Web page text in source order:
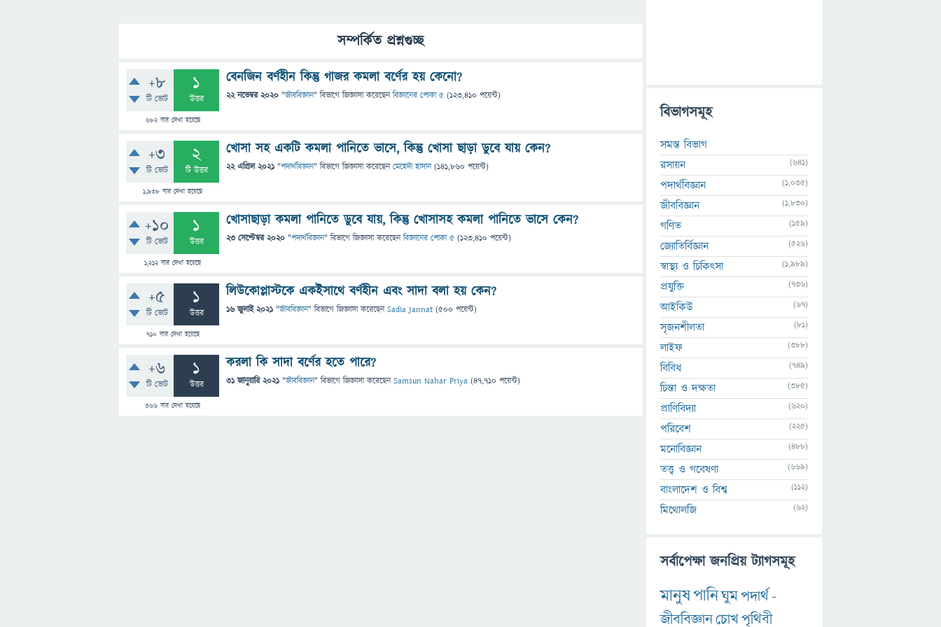
সম্পর্কিত প্রশ্নগুচ্ছ
+8
টি ভোট
1
উত্তর
682বার দেখা হয়েছে
বেনজিন বর্ণহীন কিন্তু গাজর কমলা বর্ণের হয় কেনো?
22 নভেম্বর 2020 "জীববিজ্ঞান" বিভাগে জিজ্ঞাসাকরেছেনবিজ্ঞানের পোকা ৫ (123,410 পয়েন্ট)
+3
টি ভোট
2
টি উত্তর
1,938 বার দেখা হয়েছে
খোসা সহ একটি কমলা পানিতে ভাসে, কিন্তু খোসা ছাড়া ডুবে যায় কেন?
22 এপ্রিল 2021 "পদার্থবিজ্ঞান" বিভাগে জিজ্ঞাসাকরেছেনমেহেদী হাসান (141,860 পয়েন্ট)
+10
টি ভোট
1
উত্তর
1,212বার দেখা হয়েছে
খোসাছাড়া কমলা পানিতে ডুবে যায়, কিন্তু খোসাসহ কমলা পানিতে ভাসে কেন?
23 সেপ্টেম্বর 2020 "পদার্থবিজ্ঞান" বিভাগে জিজ্ঞাসাকরেছেনবিজ্ঞানের পোকা ৫ (123,410 পয়েন্ট)
+5
টি ভোট
1
উত্তর
710 বার দেখা হয়েছে
লিউকোপ্লাস্টকে একইসাথে বর্ণহীন এবং সাদা বলা হয় কেন?
16 জুলাই 2021 "জীববিজ্ঞান" বিভাগে জিজ্ঞাসাকরেছেনSadia Jannat (500 পয়েন্ট)
+6
টি ভোট
1
উত্তর
366 বার দেখা হয়েছে
করলা কি সাদা বর্ণের হতে পারে?
31 জানুয়ারি 2021 "জীববিজ্ঞান" বিভাগে জিজ্ঞাসাকরেছেনSamsun Nahar Priya (47,710 পয়েন্ট)
বিভাগসমূহ
সমস্ত বিভাগ
রসায়ন
(641)
পদার্থবিজ্ঞান (1,035)
জীববিজ্ঞান (1,830)
গণিত (159)
জ্যোতির্বিজ্ঞান (526)
স্বাস্থ্য ও চিকিৎসা (1,989)
প্রযুক্তি (736)
আইকিউ (67)
সৃজনশীলতা (81)
লাইফ (388)
বিবিধ (749)
চিন্তা ও দক্ষতা (385)
প্রাণিবিদ্যা (620)
পরিবেশ (225)
মনোবিজ্ঞান (488)
তত্ত্ব ও গবেষণা (669)
বাংলাদেশ ও বিশ্ব (112)
মিথোলজি (62)
সর্বাপেক্ষা জনপ্রিয় ট্যাগসমূহ
মানুষপানিঘুমপদার্থ-
জীববিজ্ঞানচোখপৃথিবী